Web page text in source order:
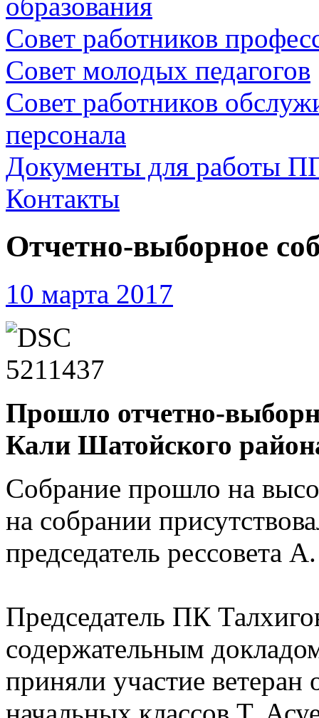
Совет работников
Совет молодых педагогов
Совет работников
персонала
Документы для работы
Контакты
Отчетно-выборное
10 марта 2017
Прошло отчетно-
Кали Шатойского
Собрание прошло на
на собрании
председатель рессовета
Председатель ПК
содержательным
приняли участие ветеран